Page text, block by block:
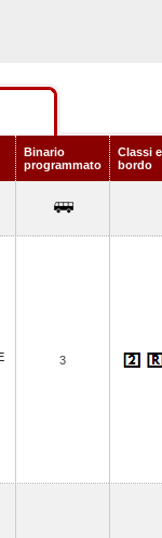
Binario
programmato
Classi
bordo
3